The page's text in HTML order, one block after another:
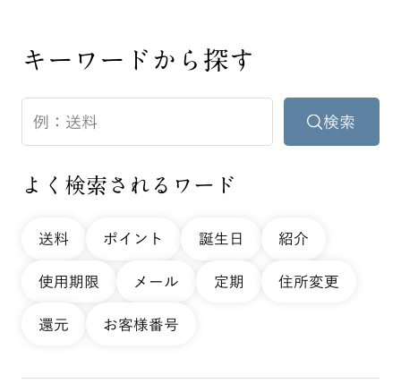
キーワードから探す
よく検索されるワード
送料 ポイント 誕生日 紹介
使用期限 メール 定期 住所変更
還元 お客様番号